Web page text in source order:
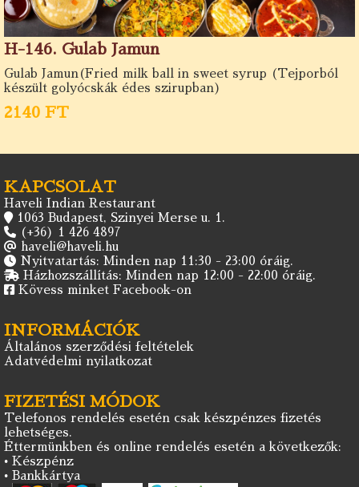
H-146. Gulab Jamun
Gulab Jamun(Fried milk ball in sweet syrup (Tejporból
készült golyócskák édes szirupban)
2140 FT
KAPCSOLAT
Haveli Indian Restaurant
1063 Budapest, Szinyei Merse u. 1.
(+36) 1 426 4897
haveli@haveli.hu
Nyitvatartás: Minden nap 11:30 - 23:00 óráig.
Házhozszállítás: Minden nap 12:00 - 22:00 óráig.
Kövess minket Facebook-on
INFORMÁCIÓK
Általános szerződési feltételek
Adatvédelmi nyilatkozat
FIZETÉSI MÓDOK
Telefonos rendelés esetén csak készpénzes fizetés
lehetséges.
Éttermünkben és online rendelés esetén a következők:
• Készpénz
• Bankkártya